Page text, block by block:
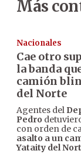
Más
Nacionales
Cae otro
la banda
camión
del Norte
Agentes del
Pedro
con orden de
asalto a un
Yataity del